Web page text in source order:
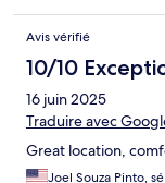
Avis vérifié
10/10
16 juin 2025
Traduire avec
Great location,
Joel Souza Pinto,